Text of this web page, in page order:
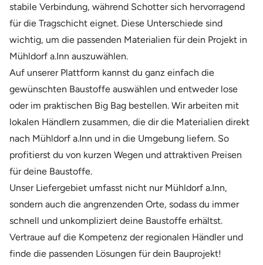
stabile Verbindung, während Schotter sich hervorragend
für die Tragschicht eignet. Diese Unterschiede sind
wichtig, um die passenden Materialien für dein Projekt in
Mühldorf a.Inn auszuwählen.
Auf unserer Plattform kannst du ganz einfach die
gewünschten Baustoffe auswählen und entweder lose
oder im praktischen Big Bag bestellen. Wir arbeiten mit
lokalen Händlern zusammen, die dir die Materialien direkt
nach Mühldorf a.Inn und in die Umgebung liefern. So
profitierst du von kurzen Wegen und attraktiven Preisen
für deine Baustoffe.
Unser Liefergebiet umfasst nicht nur Mühldorf a.Inn,
sondern auch die angrenzenden Orte, sodass du immer
schnell und unkompliziert deine Baustoffe erhältst.
Vertraue auf die Kompetenz der regionalen Händler und
finde die passenden Lösungen für dein Bauprojekt!